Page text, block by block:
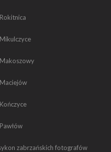
Rokitnica
Mikulczyce
Makoszowy
Maciejów
Kończyce
Pawłów
zabrzańskich fotografów